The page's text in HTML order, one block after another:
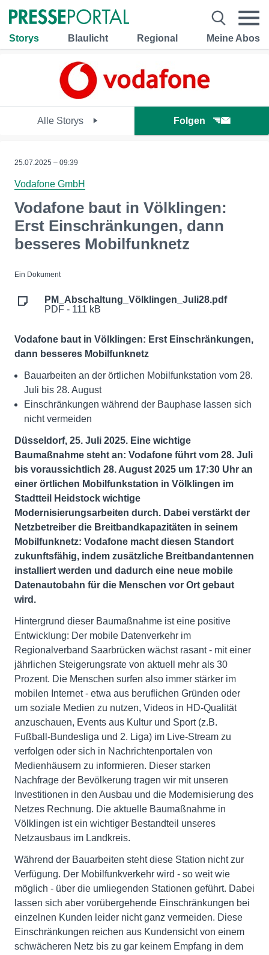
Storys Blaulicht Regional Meine Abos
Alle Storys Folgen
25.07.2025 – 09:39
Vodafone GmbH
Vodafone baut in Völklingen:
Erst Einschränkungen, dann
besseres Mobilfunknetz
Ein Dokument
PM_Abschaltung_Völklingen_Juli28.pdf
PDF - 111 kB
Vodafone baut in Völklingen: Erst Einschränkungen,
dann besseres Mobilfunknetz
Bauarbeiten an der örtlichen Mobilfunkstation vom 28.
Juli bis 28. August
Einschränkungen während der Bauphase lassen sich
nicht vermeiden
Düsseldorf, 25. Juli 2025. Eine wichtige
Baumaßnahme steht an: Vodafone führt vom 28. Juli
bis voraussichtlich 28. August 2025 um 17:30 Uhr an
einer örtlichen Mobilfunkstation in Völklingen im
Stadtteil Heidstock wichtige
Modernisierungsarbeiten durch. Dabei verstärkt der
Netzbetreiber die Breitbandkapazitäten in seinem
Mobilfunknetz: Vodafone macht diesen Standort
zukunftsfähig, indem zusätzliche Breitbandantennen
installiert werden und dadurch eine neue mobile
Datenautobahn für die Menschen vor Ort gebaut
wird.
Hintergrund dieser Baumaßnahme ist eine positive
Entwicklung: Der mobile Datenverkehr im
Regionalverband Saarbrücken wächst rasant - mit einer
jährlichen Steigerungsrate von aktuell mehr als 30
Prozent. Die Menschen surfen also immer stärker im
mobilen Internet - etwa aus beruflichen Gründen oder
um soziale Medien zu nutzen, Videos in HD-Qualität
anzuschauen, Events aus Kultur und Sport (z.B.
Fußball-Bundesliga und 2. Liga) im Live-Stream zu
verfolgen oder sich in Nachrichtenportalen von
Medienhäusern zu informieren. Dieser starken
Nachfrage der Bevölkerung tragen wir mit unseren
Investitionen in den Ausbau und die Modernisierung des
Netzes Rechnung. Die aktuelle Baumaßnahme in
Völklingen ist ein wichtiger Bestandteil unseres
Netzausbaus im Landkreis.
Während der Bauarbeiten steht diese Station nicht zur
Verfügung. Der Mobilfunkverkehr wird - so weit wie
möglich - über die umliegenden Stationen geführt. Dabei
lassen sich aber vorübergehende Einschränkungen bei
einzelnen Kunden leider nicht ganz vermeiden. Diese
Einschränkungen reichen aus Kundensicht von einem
schwächeren Netz bis zu gar keinem Empfang in dem